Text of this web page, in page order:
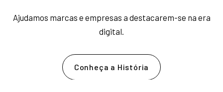
Ajudamos marcas e empresas a destacarem-se na era
digital.
Conheça a História